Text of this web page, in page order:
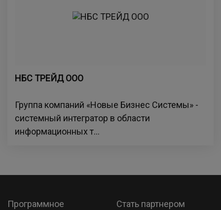
НБС ТРЕЙД ООО
Группа компаний «Новые Бизнес Системы» -
системный интегратор в области
информационных т...
Программное
Стать партнером